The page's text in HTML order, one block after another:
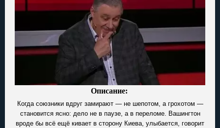
Описание:
Когда союзники вдруг замирают — не шепотом, а грохотом —
становится ясно: дело не в паузе, а в переломе. Вашингтон
вроде бы всё ещё кивает в сторону Киева, улыбается, говорит